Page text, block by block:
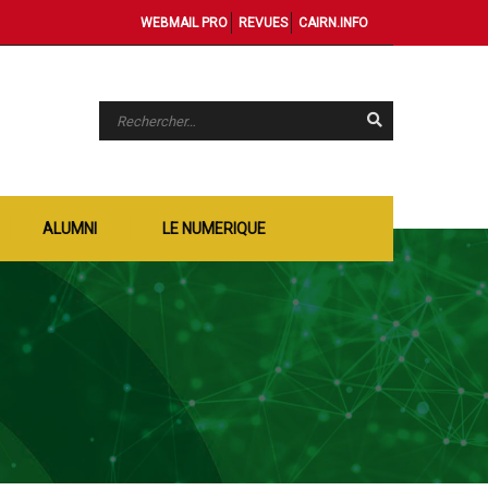
WEBMAIL PRO REVUES CAIRN.INFO
ALUMNI LE NUMERIQUE